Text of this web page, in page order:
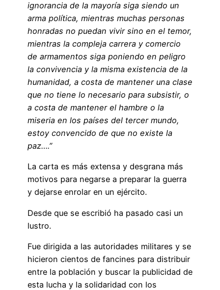
ignorancia de la mayoría siga siendo un
arma política, mientras muchas personas
honradas no puedan vivir sino en el temor,
mientras la compleja carrera y comercio
de armamentos siga poniendo en peligro
la convivencia y la misma existencia de la
humanidad, a costa de mantener una clase
que no tiene lo necesario para subsistir, o
a costa de mantener el hambre o la
miseria en los países del tercer mundo,
estoy convencido de que no existe la
paz….”
La carta es más extensa y desgrana más
motivos para negarse a preparar la guerra
y dejarse enrolar en un ejército.
Desde que se escribió ha pasado casi un
lustro.
Fue dirigida a las autoridades militares y se
hicieron cientos de fancines para distribuir
entre la población y buscar la publicidad de
esta lucha y la solidaridad con los